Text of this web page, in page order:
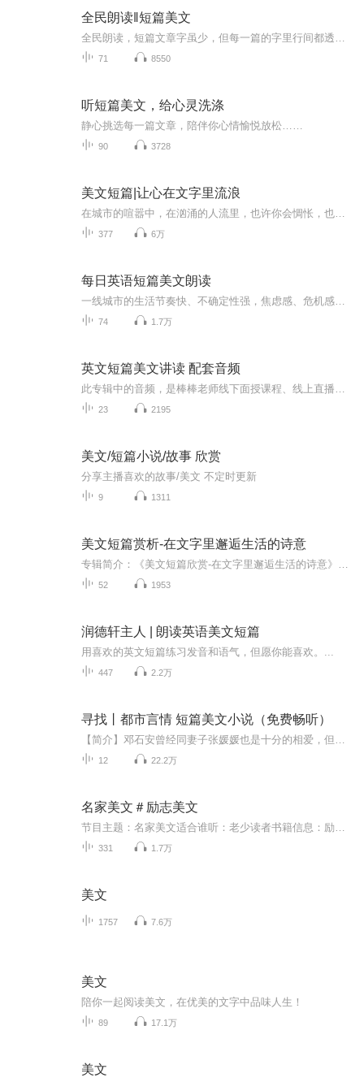
全民朗读‖短篇美文
71 8550
听短篇美文，给心灵洗涤
静心挑选每一篇文章，陪伴你心情愉悦放松……
90 3728
美文短篇|让心在文字里流浪
377 6万
每日英语短篇美文朗读
74 1.7万
英文短篇美文讲读 配套音频
23 2195
美文/短篇小说/故事 欣赏
分享主播喜欢的故事/美文 不定时更新
9 1311
美文短篇赏析-在文字里邂逅生活的诗意
52 1953
润德轩主人 | 朗读英语美文短篇
用喜欢的英文短篇练习发音和语气，但愿你能喜欢。...
447 2.2万
寻找丨都市言情 短篇美文小说（免费畅听）
12 22.2万
名家美文＃励志美文
331 1.7万
美文
1757 7.6万
美文
陪你一起阅读美文，在优美的文字中品味人生！
89 17.1万
美文